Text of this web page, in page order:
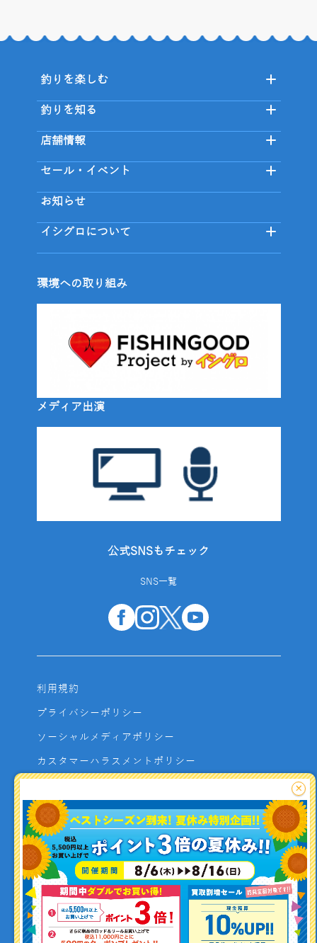
釣り情報を
投稿する
釣りを楽しむ
釣りを知る
店舗情報
セール・イベント
お知らせ
イシグロについて
環境への取り組み
メディア出演
公式SNSもチェック
SNS一覧
利用規約
プライバシーポリシー
ソーシャルメディアポリシー
カスタマーハラスメントポリシー
よくあるご質問
お問い合わせ
利用者資金の保全方法
×